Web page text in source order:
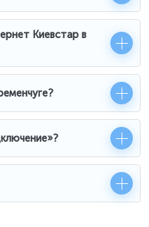
Киевстар в